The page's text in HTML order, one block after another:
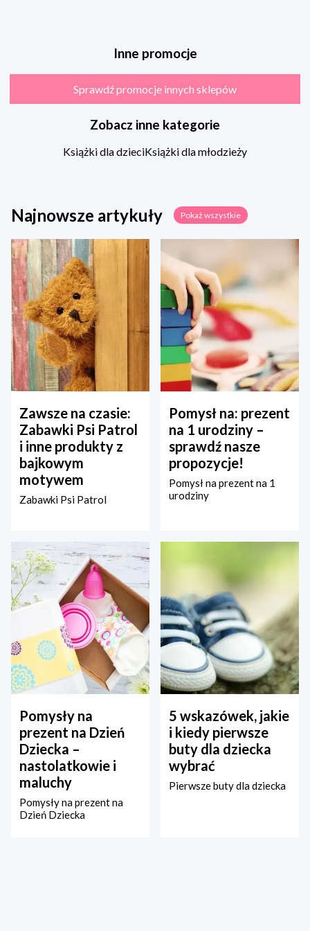
Inne promocje
Sprawdź promocje innych sklepów
Zobacz inne kategorie
Książki dla dzieciKsiążki dla młodzieży
Najnowsze artykuły Pokaż wszystkie
Zawsze na czasie:
Zabawki Psi Patrol
i inne produkty z
bajkowym
motywem
Zabawki Psi Patrol
Pomysł na: prezent
na 1 urodziny –
sprawdź nasze
propozycje!
Pomysł na prezent na 1
urodziny
Pomysły na
prezent na Dzień
Dziecka –
nastolatkowie i
maluchy
Pomysły na prezent na
Dzień Dziecka
5 wskazówek, jakie
i kiedy pierwsze
buty dla dziecka
wybrać
Pierwsze buty dla dziecka